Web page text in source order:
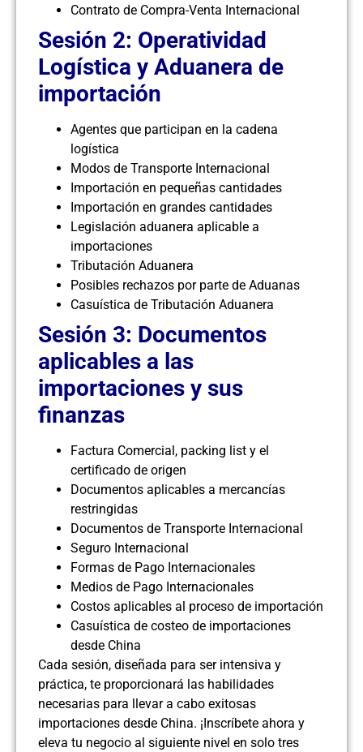
Contrato de Compra-Venta Internacional
Sesión 2: Operatividad
Logística y Aduanera de
importación
Agentes que participan en la cadena
logística
Modos de Transporte Internacional
Importación en pequeñas cantidades
Importación en grandes cantidades
Legislación aduanera aplicable a
importaciones
Tributación Aduanera
Posibles rechazos por parte de Aduanas
Casuística de Tributación Aduanera
Sesión 3: Documentos
aplicables a las
importaciones y sus
finanzas
Factura Comercial, packing list y el
certificado de origen
Documentos aplicables a mercancías
restringidas
Documentos de Transporte Internacional
Seguro Internacional
Formas de Pago Internacionales
Medios de Pago Internacionales
Costos aplicables al proceso de importación
Casuística de costeo de importaciones
desde China
Cada sesión, diseñada para ser intensiva y
práctica, te proporcionará las habilidades
necesarias para llevar a cabo exitosas
importaciones desde China. ¡Inscríbete ahora y
eleva tu negocio al siguiente nivel en solo tres